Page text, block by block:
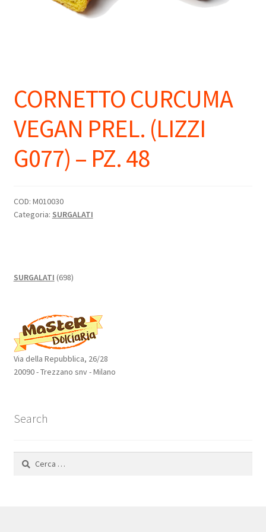
CORNETTO CURCUMA
VEGAN PREL. (LIZZI
G077) – PZ. 48
COD: M010030
Categoria: SURGALATI
SURGALATI 698698
Via della Repubblica, 26/28
20090 - Trezzano snv - Milano
Search
Ricerca